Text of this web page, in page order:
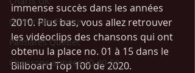
Hit Parade France
Palmarès Québec
Chansons années 30-40-50
immense succès dans les années
2010. Plus bas, vous allez retrouver
les vidéoclips des chansons qui ont
obtenu la place no. 01 à 15 dans le
Billboard Top 100 de 2020.